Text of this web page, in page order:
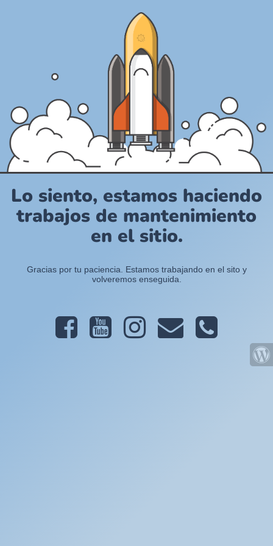
Lo siento, estamos haciendo
trabajos de mantenimiento
en el sitio.
Gracias por tu paciencia. Estamos trabajando en el sito y
volveremos enseguida.